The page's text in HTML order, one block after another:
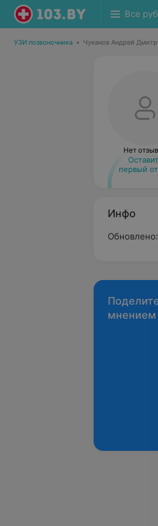
Все
УЗИ позвоночника • Чуканов Андрей
Нет
первый
Инфо
мнением